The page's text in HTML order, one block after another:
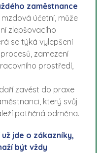
zaměstnance
účetní, může
zlepšovacího
se týká vylepšení
zamezení
prostředí,
zavést do praxe
který svůj
patřičná odměna.
jde o zákazníky,
být vždy